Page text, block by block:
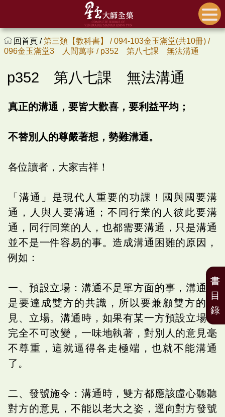
回首頁 /第三類【教科書】 /094-103金玉滿堂(共10冊) /
096金玉滿堂3 人間萬事 / p352 第八七課 無法溝通
p352 第八七課 無法溝通
真正的溝通，要皆大歡喜，要利益平均；
不替別人的尊嚴著想，勢難溝通。
各位讀者，大家吉祥！
「溝通」是現代人重要的功課！國與國要溝
通，人與人要溝通；不同行業的人彼此要溝
通，同行同業的人，也都需要溝通，只是溝通
並不是一件容易的事。造成溝通困難的原因，
例如：
一、預設立場：溝通不是單方面的事，溝通就
是要達成雙方的共識，所以要兼顧雙方的意
見、立場。溝通時，如果有某一方預設立場，
完全不可改變，一味地執著，對別人的意見毫
不尊重，這就逼得各走極端，也就不能溝通
了。
二、發號施令：溝通時，雙方都應該虛心聽聽
對方的意見，不能以老大之姿，逕向對方發號
書
目
錄